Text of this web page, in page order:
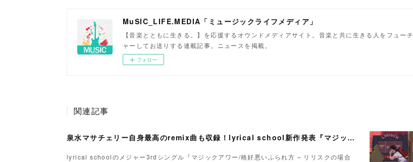
MuSIC_LIFE.MEDIA「ミュージックライフメディア」
【音楽とともに生きる。】を応援するオウンドメディアサイト。音楽と共に生きる人をフューチ
ャーしてお送りする連載記事。ニュースを掲載。
フォロー
関連記事
泉水マサチェリー自身最高のremix曲も収録！lyrical school新作発表『マジックアワー/格好悪いふられ方 -リリスクの場合-』
lyrical schoolのメジャー3rdシングル『マジックアワー/格好悪いふられ方 – リリスクの場合